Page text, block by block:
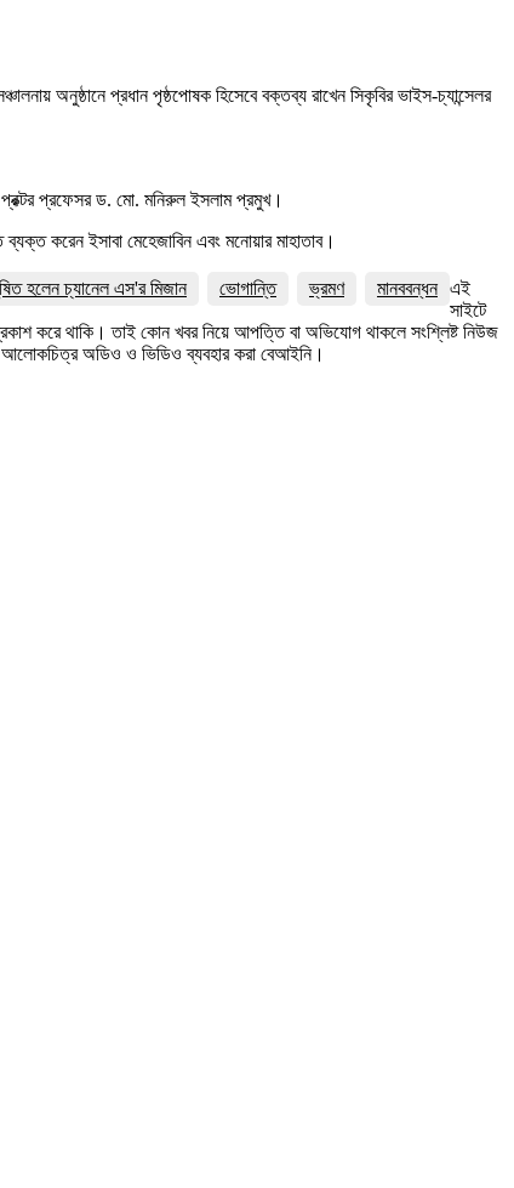
অনুষ্ঠানে প্রধান পৃষ্ঠপোষক হিসেবে বক্তব্য রাখেন সিকৃবির ভাইস-চ্যান্সেলর
প্রক্টর প্রফেসর ড. মো. মনিরুল ইসলাম প্রমুখ।
করেন ইসাবা মেহেজাবিন এবং মনোয়ার মাহাতাব।
হলেন চ্যানেল এস'র মিজান ভোগান্তি ভ্রমণ
মানববন্ধন এই
সাইটে
করে থাকি। তাই কোন খবর নিয়ে আপত্তি বা অভিযোগ থাকলে সংশ্লিষ্ট নিউজ
আলোকচিত্র অডিও ও ভিডিও ব্যবহার করা বেআইনি।